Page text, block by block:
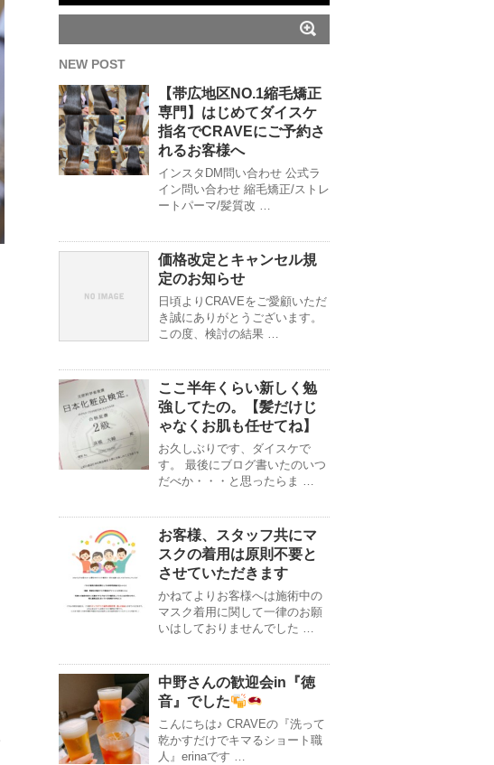
NEW POST
【帯広地区NO.1縮毛矯正
専門】はじめてダイスケ
指名でCRAVEにご予約さ
れるお客様へ
インスタDM問い合わせ 公式ラ
イン問い合わせ 縮毛矯正/ストレ
ートパーマ/髪質改 …
価格改定とキャンセル規
定のお知らせ
日頃よりCRAVEをご愛顧いただ
き誠にありがとうございます。
この度、検討の結果 …
ここ半年くらい新しく勉
強してたの。【髪だけじ
ゃなくお肌も任せてね】
お久しぶりです、ダイスケで
す。 最後にブログ書いたのいつ
だべか・・・と思ったらま …
お客様、スタッフ共にマ
スクの着用は原則不要と
させていただきます
かねてよりお客様へは施術中の
マスク着用に関して一律のお願
いはしておりませんでした …
中野さんの歓迎会in『徳
音』でした
こんにちは♪ CRAVEの『洗って
乾かすだけでキマるショート職
人』erinaです …